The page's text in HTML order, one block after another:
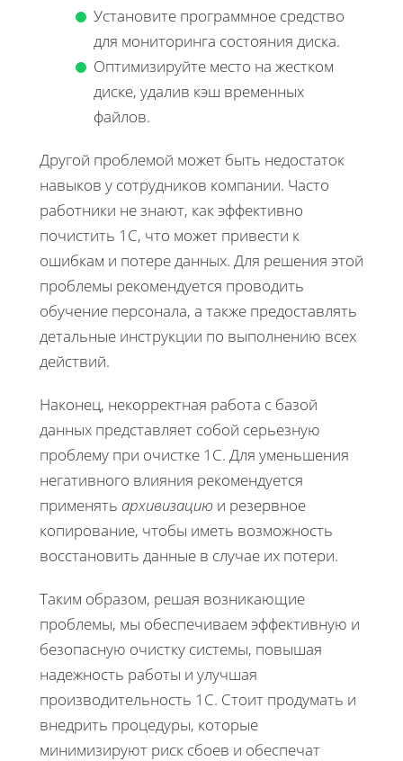
Установите программное средство
для мониторинга состояния диска.
Оптимизируйте место на жестком
диске, удалив кэш временных
файлов.
Другой проблемой может быть недостаток
навыков у сотрудников компании. Часто
работники не знают, как эффективно
почистить 1С, что может привести к
ошибкам и потере данных. Для решения этой
проблемы рекомендуется проводить
обучение персонала, а также предоставлять
детальные инструкции по выполнению всех
действий.
Наконец, некорректная работа с базой
данных представляет собой серьезную
проблему при очистке 1С. Для уменьшения
негативного влияния рекомендуется
применять архивизацию и резервное
копирование, чтобы иметь возможность
восстановить данные в случае их потери.
Таким образом, решая возникающие
проблемы, мы обеспечиваем эффективную и
безопасную очистку системы, повышая
надежность работы и улучшая
производительность 1С. Стоит продумать и
внедрить процедуры, которые
минимизируют риск сбоев и обеспечат